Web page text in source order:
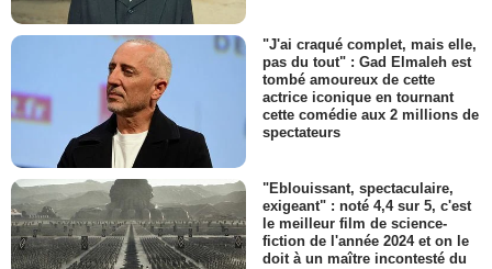
"J'ai craqué complet, mais elle,
pas du tout" : Gad Elmaleh est
tombé amoureux de cette
actrice iconique en tournant
cette comédie aux 2 millions de
spectateurs
"Eblouissant, spectaculaire,
exigeant" : noté 4,4 sur 5, c'est
le meilleur film de science-
fiction de l'année 2024 et on le
doit à un maître incontesté du